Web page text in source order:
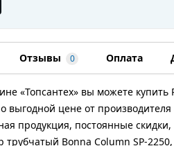
Отзывы 0 Оплата
«Топсантех» вы можете купить
выгодной цене от
продукция, постоянные
трубчатый Bonna Column SP-